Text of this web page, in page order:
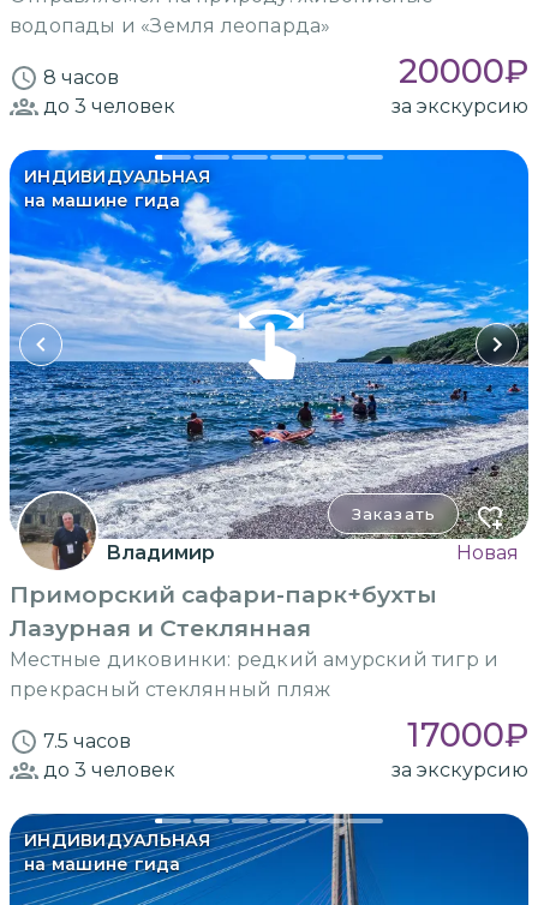
водопады и «Земля леопарда»
8 часов 20000₽
до 3 человек за экскурсию
ИНДИВИДУАЛЬНАЯ
на машине гида
Заказать
Владимир Новая
Приморский сафари-парк+бухты
Лазурная и Стеклянная
Местные диковинки: редкий амурский тигр и
прекрасный стеклянный пляж
7.5 часов 17000₽
до 3 человек за экскурсию
ИНДИВИДУАЛЬНАЯ
на машине гида